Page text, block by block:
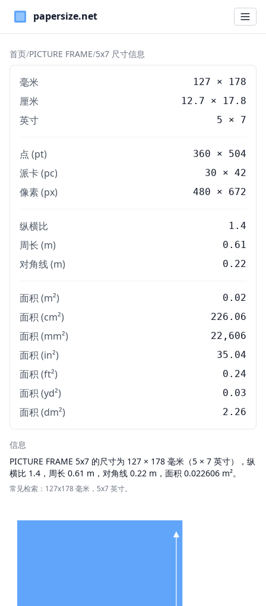
Paper Sizes
首页/PICTURE FRAME/5x7 尺寸信息
毫米 127 × 178
厘米 12.7 × 17.8
英寸 5 × 7
点 (pt) 360 × 504
派卡 (pc) 30 × 42
像素 (px) 480 × 672
纵横比 1.4
周长 (m) 0.61
对角线 (m) 0.22
面积 (m²) 0.02
面积 (cm²) 226.06
面积 (mm²) 22,606
面积 (in²) 35.04
面积 (ft²) 0.24
面积 (yd²) 0.03
面积 (dm²) 2.26
信息
PICTURE FRAME 5x7 的尺寸为 127 × 178 毫米（5 × 7 英寸），纵
横比 1.4，周长 0.61 m，对角线 0.22 m，面积 0.022606 m²。
常见检索：127x178 毫米，5x7 英寸。